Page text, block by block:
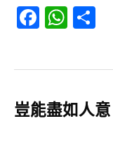
豈能盡如人